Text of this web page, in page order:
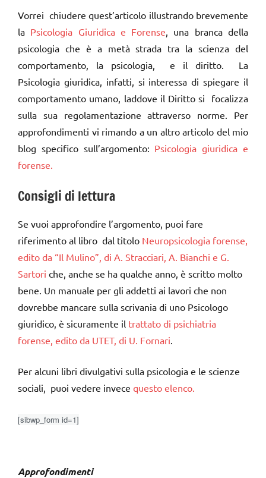
Vorrei chiudere quest’articolo illustrando brevemente
la Psicologia Giuridica e Forense, una branca della
psicologia che è a metà strada tra la scienza del
comportamento, la psicologia, e il diritto. La
Psicologia giuridica, infatti, si interessa di spiegare il
comportamento umano, laddove il Diritto si focalizza
sulla sua regolamentazione attraverso norme. Per
approfondimenti vi rimando a un altro articolo del mio
blog specifico sull’argomento: Psicologia giuridica e
forense.
Consigli di lettura
Se vuoi approfondire l’argomento, puoi fare
riferimento al libro dal titolo Neuropsicologia forense,
edito da “Il Mulino”, di A. Stracciari, A. Bianchi e G.
Sartori che, anche se ha qualche anno, è scritto molto
bene. Un manuale per gli addetti ai lavori che non
dovrebbe mancare sulla scrivania di uno Psicologo
giuridico, è sicuramente il trattato di psichiatria
forense, edito da UTET, di U. Fornari
Per alcuni libri divulgativi sulla psicologia e le scienze
sociali, puoi vedere invece questo elenco.
[sibwp_form id=1]
Approfondimenti